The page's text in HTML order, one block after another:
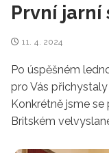
První jarní
11. 4. 2024
Po úspěšném
pro Vás přichystaly
Konkrétně jsme se
Britském